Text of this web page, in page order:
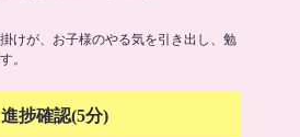
けが、お子様のやる気を引き出し、勉
。
進捗確認(5分)